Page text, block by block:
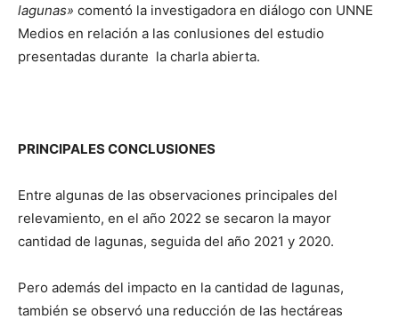
lagunas» comentó la investigadora en diálogo con UNNE
Medios en relación a las conlusiones del estudio
presentadas durante la charla abierta.
PRINCIPALES CONCLUSIONES
Entre algunas de las observaciones principales del
relevamiento, en el año 2022 se secaron la mayor
cantidad de lagunas, seguida del año 2021 y 2020.
Pero además del impacto en la cantidad de lagunas,
también se observó una reducción de las hectáreas